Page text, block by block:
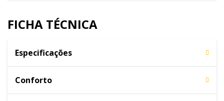
FICHA TÉCNICA
Especificações
Conforto